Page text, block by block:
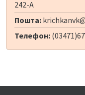
242-A
Пошта:
Телефон: